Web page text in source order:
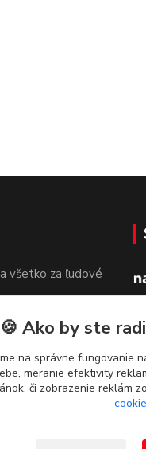
všetko za ľudové
🍪 Ako by ste
na správne fungovanie
meranie efektivity
či zobrazenie reklám